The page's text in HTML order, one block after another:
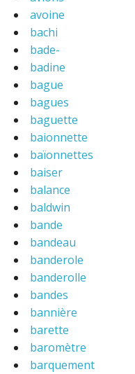
avoine
bachi
bade-
badine
bague
bagues
baguette
baionnette
baïonnettes
baiser
balance
baldwin
bande
bandeau
banderole
banderolle
bandes
bannière
barette
baromètre
barquement